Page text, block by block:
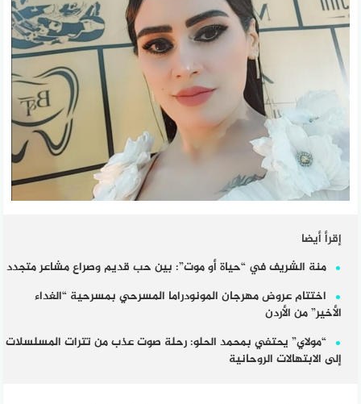
إقرأ أيضا
منة الشريف في “حياة أو موت”: بين حب قديم وصراع مشاعر متجدد
اختتام عروض مهرجان المونودراما المسرحي بمسرحية “الغداء
الأخير” من الأردن
“مولاي” يحتفي بمحمد الحلو: رحلة صوت عذب من تترات المسلسلات
إلى الابتهالات الروحانية